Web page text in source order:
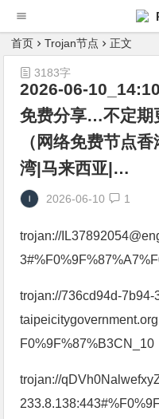
首页 Trojan节点 正文
2026-06-
免费分享…不定
（网络免费节点
湾|马来西亚|…
2026-06-10 1
3183字
trojan://
trojan://736cd94d-7b94-
F0%9F%87%B3CN_10
trojan://